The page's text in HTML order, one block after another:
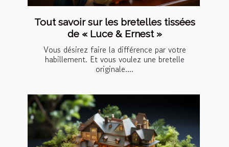
Tout savoir sur les bretelles tissées
de « Luce & Ernest »
Vous désirez faire la différence par votre
habillement. Et vous voulez une bretelle
originale....